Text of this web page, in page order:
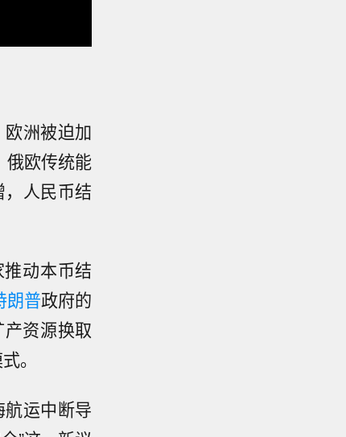
洲被迫加
俄欧传统能
人民币结
动本币结
朗普政府的
资源换取
。
运中断导